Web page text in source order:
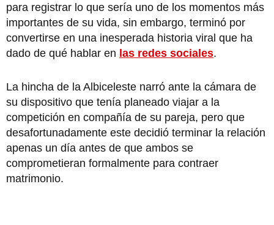
para registrar lo que sería uno de los momentos más
importantes de su vida, sin embargo, terminó por
convertirse en una inesperada historia viral que ha
dado de qué hablar en las redes sociales.
La hincha de la Albiceleste narró ante la cámara de
su dispositivo que tenía planeado viajar a la
competición en compañía de su pareja, pero que
desafortunadamente este decidió terminar la relación
apenas un día antes de que ambos se
comprometieran formalmente para contraer
matrimonio.